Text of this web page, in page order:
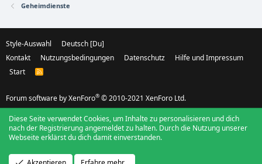
Geheimdienste
Style-Auswahl
Deutsch [Du]
Kontakt
Nutzungsbedingungen Datenschutz
Hilfe und Impressum
Start
R
Forum software by XenForo® © 2010-2021 XenForo Ltd.
Diese Seite verwendet Cookies, um Inhalte zu personalisieren und dich
nach der Registrierung angemeldet zu halten. Durch die Nutzung unserer
Webseite erklärst du dich damit einverstanden.